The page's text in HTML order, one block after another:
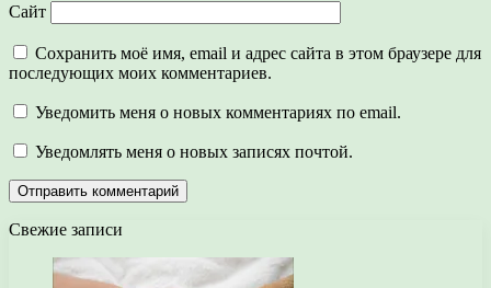
Сайт
Сохранить моё имя, email и адрес сайта в этом браузере для
последующих моих комментариев.
Уведомить меня о новых комментариях по email.
Уведомлять меня о новых записях почтой.
Свежие записи